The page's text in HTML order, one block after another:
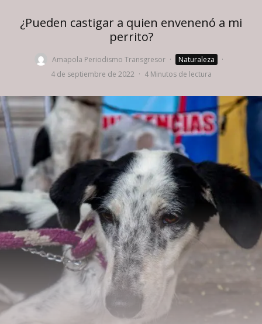
¿Pueden castigar a quien envenenó a mi
perrito?
Amapola Periodismo Transgresor · Naturaleza
·
4 de septiembre de 2022 · 4 Minutos de lectura